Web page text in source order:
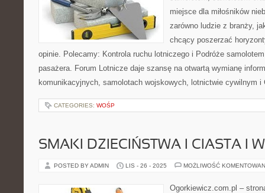
miejsce dla miłośników
zarówno ludzie z branży,
chcący poszerzać
opinie. Polecamy: Kontrola ruchu lotniczego i Podróże
pasażera. Forum Lotnicze daje szansę na otwartą wymianę
komunikacyjnych, samolotach wojskowych, lotnictwie cywilnym
CATEGORIES: WOŚP
SMAKI DZIECIŃSTWA I CIASTA I
POSTED BY ADMIN LIS - 26 - 2025 MOŻLIWOŚĆ
Ogorkiewicz.com.pl –